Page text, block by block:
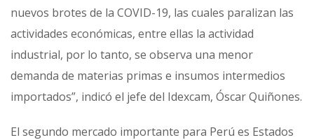
nuevos brotes de la COVID-19, las cuales paralizan las
actividades económicas, entre ellas la actividad
industrial, por lo tanto, se observa una menor
demanda de materias primas e insumos intermedios
importados”, indicó el jefe del Idexcam, Óscar Quiñones.
El segundo mercado importante para Perú es Estados